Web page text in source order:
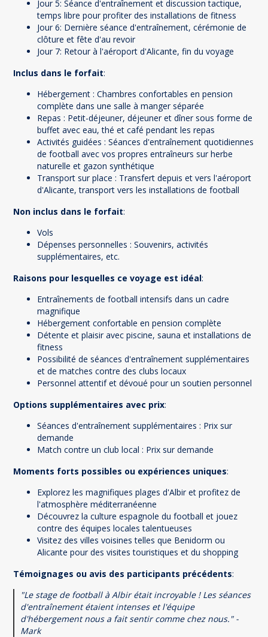
Jour 5: Séance d'entraînement et discussion tactique,
temps libre pour profiter des installations de fitness
Jour 6: Dernière séance d'entraînement, cérémonie de
clôture et fête d'au revoir
Jour 7: Retour à l'aéroport d'Alicante, fin du voyage
Inclus dans le forfait:
Hébergement : Chambres confortables en pension
complète dans une salle à manger séparée
Repas : Petit-déjeuner, déjeuner et dîner sous forme de
buffet avec eau, thé et café pendant les repas
Activités guidées : Séances d'entraînement quotidiennes
de football avec vos propres entraîneurs sur herbe
naturelle et gazon synthétique
Transport sur place : Transfert depuis et vers l'aéroport
d'Alicante, transport vers les installations de football
Non inclus dans le forfait:
Vols
Dépenses personnelles : Souvenirs, activités
supplémentaires, etc.
Raisons pour lesquelles ce voyage est idéal:
Entraînements de football intensifs dans un cadre
magnifique
Hébergement confortable en pension complète
Détente et plaisir avec piscine, sauna et installations de
fitness
Possibilité de séances d'entraînement supplémentaires
et de matches contre des clubs locaux
Personnel attentif et dévoué pour un soutien personnel
Options supplémentaires avec prix:
Séances d'entraînement supplémentaires : Prix sur
demande
Match contre un club local : Prix sur demande
Moments forts possibles ou expériences uniques:
Explorez les magnifiques plages d'Albir et profitez de
l'atmosphère méditerranéenne
Découvrez la culture espagnole du football et jouez
contre des équipes locales talentueuses
Visitez des villes voisines telles que Benidorm ou
Alicante pour des visites touristiques et du shopping
Témoignages ou avis des participants précédents:
"Le stage de football à Albir était incroyable ! Les séances
d'entraînement étaient intenses et l'équipe
d'hébergement nous a fait sentir comme chez nous." -
Mark